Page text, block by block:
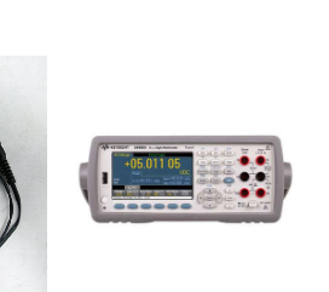
80％（割引率20％）
75％（割引率25％）